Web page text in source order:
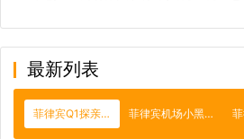
最新列表
菲律宾Q1探亲签 菲律宾机场小黑屋